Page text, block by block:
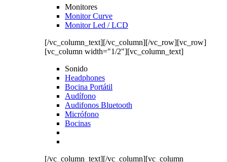
Monitores
Monitor Curve
Monitor Led / LCD
[/vc_column_text][/vc_column][/vc_row][vc_row]
[vc_column width="1/2"][vc_column_text]
Sonido
Headphones
Bocina Portátil
Audífono
Audifonos Bluetooth
Micrófono
Bocinas
[/vc_column_text][/vc_column][vc_column